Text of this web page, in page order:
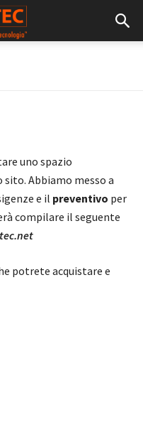
uno spazio
Abbiamo messo a
e il preventivo per
compilare il seguente
potrete acquistare e